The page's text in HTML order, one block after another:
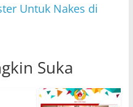
Untuk Nakes di
Suka